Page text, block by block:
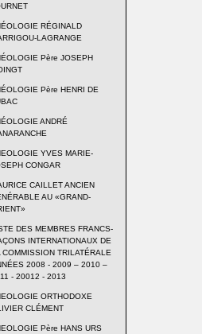
RÉGINALD
LAGRANGE
Père JOSEPH
Père HENRI DE
ANDRÉ
YVES MARIE-
CONGAR
CAILLET ANCIEN
AU «GRAND-
DES MEMBRES FRANCS-
INTERNATIONAUX DE
COMMISSION TRILATÉRALE
2008 - 2009 – 2010 –
- 20012 - 2013
ORTHODOXE
CLÉMENT
Père HANS URS